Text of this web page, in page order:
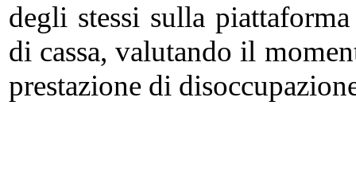
degli stessi sulla
di cassa, valutando il
prestazione di